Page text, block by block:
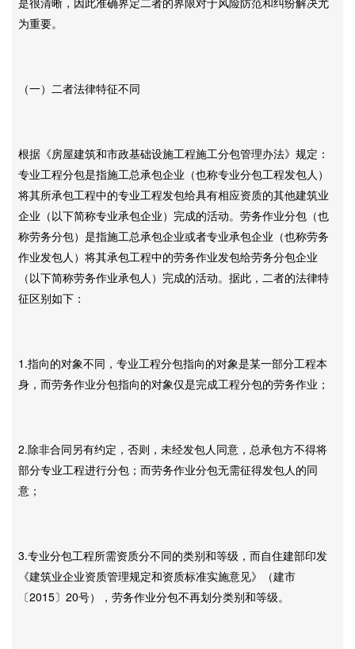
为重要。
（一）二者法律特征不同
根据《房屋建筑和市政基础设施工程施工分包管理办法》规定：
专业工程分包是指施工总承包企业（也称专业分包工程发包人）
将其所承包工程中的专业工程发包给具有相应资质的其他建筑业
企业（以下简称专业承包企业）完成的活动。劳务作业分包（也
称劳务分包）是指施工总承包企业或者专业承包企业（也称劳务
作业发包人）将其承包工程中的劳务作业发包给劳务分包企业
（以下简称劳务作业承包人）完成的活动。据此，二者的法律特
征区别如下：
1.指向的对象不同，专业工程分包指向的对象是某一部分工程本
身，而劳务作业分包指向的对象仅是完成工程分包的劳务作业；
2.除非合同另有约定，否则，未经发包人同意，总承包方不得将
部分专业工程进行分包；而劳务作业分包无需征得发包人的同
意；
3.专业分包工程所需资质分不同的类别和等级，而自住建部印发
《建筑业企业资质管理规定和资质标准实施意见》（建市
〔2015〕20号），劳务作业分包不再划分类别和等级。